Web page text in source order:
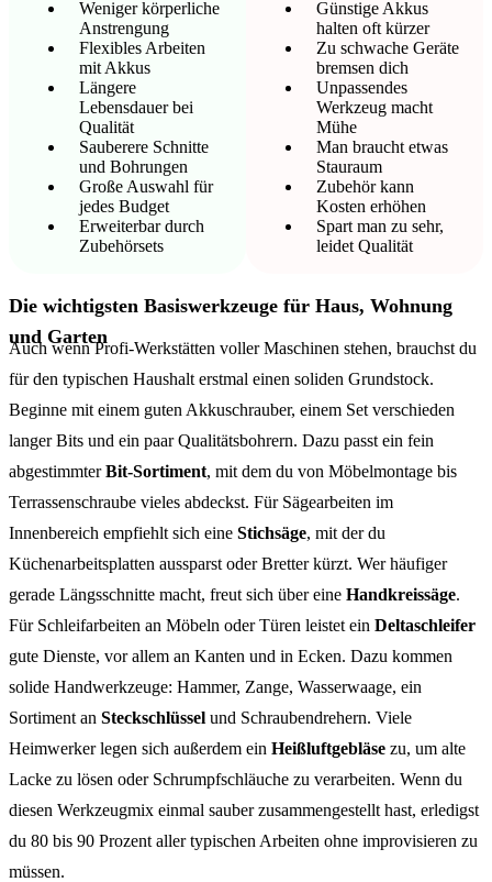
Weniger körperliche
Anstrengung
Flexibles Arbeiten
mit Akkus
Längere
Lebensdauer bei
Qualität
Sauberere Schnitte
und Bohrungen
Große Auswahl für
jedes Budget
Erweiterbar durch
Zubehörsets
Günstige Akkus
halten oft kürzer
Zu schwache Geräte
bremsen dich
Unpassendes
Werkzeug macht
Mühe
Man braucht etwas
Stauraum
Zubehör kann
Kosten erhöhen
Spart man zu sehr,
leidet Qualität
Die wichtigsten Basiswerkzeuge für Haus, Wohnung
und Garten
Auch wenn Profi-Werkstätten voller Maschinen stehen, brauchst du
für den typischen Haushalt erstmal einen soliden Grundstock.
Beginne mit einem guten Akkuschrauber, einem Set verschieden
langer Bits und ein paar Qualitätsbohrern. Dazu passt ein fein
abgestimmterBit-Sortiment, mit dem du von Möbelmontage bis
Terrassenschraube vieles abdeckst. Für Sägearbeiten im
Innenbereich empfiehlt sich eine Stichsäge, mit der du
Küchenarbeitsplatten aussparst oder Bretter kürzt. Wer häufiger
gerade Längsschnitte macht, freut sich über eine Handkreissäge.
Für Schleifarbeiten an Möbeln oder Türen leistet ein Deltaschleifer
gute Dienste, vor allem an Kanten und in Ecken. Dazu kommen
solide Handwerkzeuge: Hammer, Zange, Wasserwaage, ein
Sortiment an Steckschlüssel und Schraubendrehern. Viele
Heimwerker legen sich außerdem ein Heißluftgebläse zu, um alte
Lacke zu lösen oder Schrumpfschläuche zu verarbeiten. Wenn du
diesen Werkzeugmix einmal sauber zusammengestellt hast, erledigst
du 80 bis 90 Prozent aller typischen Arbeiten ohne improvisieren zu
müssen.